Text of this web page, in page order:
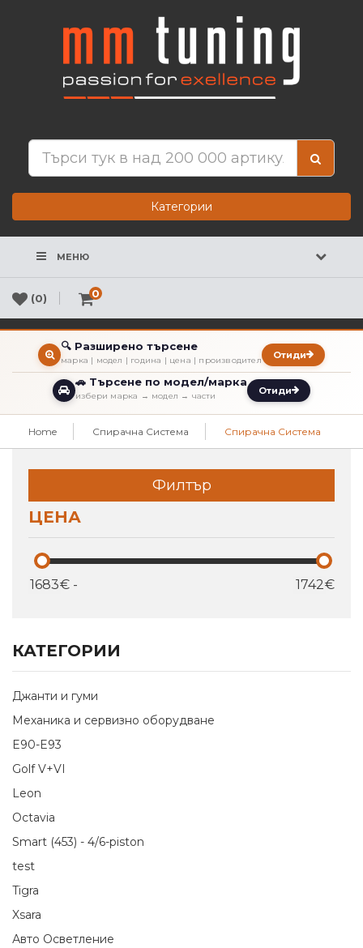
Категории
МЕНЮ
(0) 0
🔍 Разширено търсене
марка | модел | година | цена | производител Отиди
🚗 Търсене по модел/марка
избери марка → модел → части Отиди
Home Спирачна Система Спирачна Система
Филтър
ЦЕНА
€ - €
КАТЕГОРИИ
Джанти и гуми
Механика и сервизно оборудване
E90-E93
Golf V+VI
Leon
Octavia
Smart (453) - 4/6-piston
test
Tigra
Xsara
Авто Осветление